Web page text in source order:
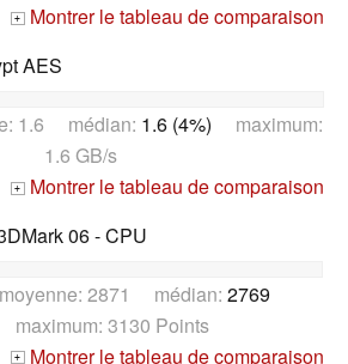
+ Montrer le tableau de comparaison
AES
1.6 médian: 1.6 (4%) maximum:
1.6 GB/s
+ Montrer le tableau de comparaison
06 - CPU
2871 médian: 2769
maximum: 3130 Points
+ Montrer le tableau de comparaison